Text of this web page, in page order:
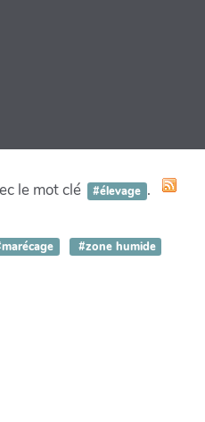
le mot clé #élevage .
#zone humide